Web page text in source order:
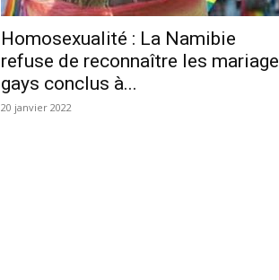
Homosexualité : La Namibie
refuse de reconnaître les
gays conclus à...
20 janvier 2022